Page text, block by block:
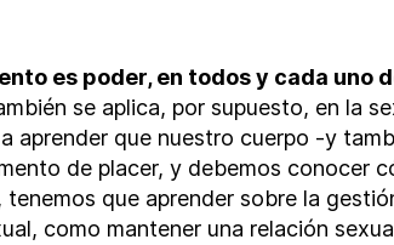
es poder, en todos y cada uno
se aplica, por supuesto, en la
aprender que nuestro cuerpo -y
de placer, y debemos conocer
tenemos que aprender sobre la
como mantener una relación